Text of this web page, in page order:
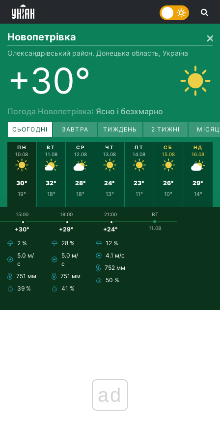
Новопетрівка
Олександрівський район, Донецька область, Україна
+30°
Погода Новопетрівка: Ясно і безхмарно
СЬОГОДНІ ЗАВТРА ТИЖДЕНЬ 2 ТИЖНІ
ПН
10.08
30°
19°
ВТ
11.08
32°
18°
СР
12.08
28°
18°
ЧТ
13.08
24°
13°
ПТ
14.08
23°
11°
СБ
15.08
26°
10°
НД
16.08
29°
14°
15:00
+30°
2 %
5.0 м/
с
751 мм
39 %
18:00
+29°
28 %
5.0 м/
с
751 мм
41 %
21:00
+24°
12 %
4.1 м/с
752 мм
50 %
ВТ
11.08
ad